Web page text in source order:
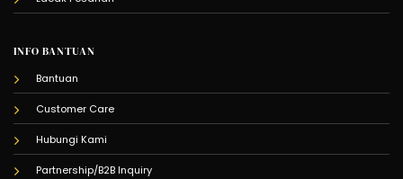
INFO BANTUAN
Bantuan
Customer Care
Hubungi Kami
Partnership/B2B Inquiry